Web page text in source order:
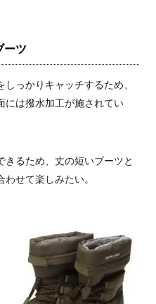
ーツ
っかりキャッチするため、
には撥水加工が施されてい
きるため、丈の短いブーツと
せて楽しみたい。